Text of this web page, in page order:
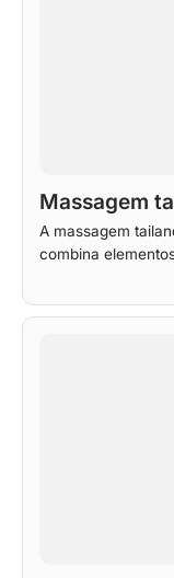
Massagem
A massagem
combina